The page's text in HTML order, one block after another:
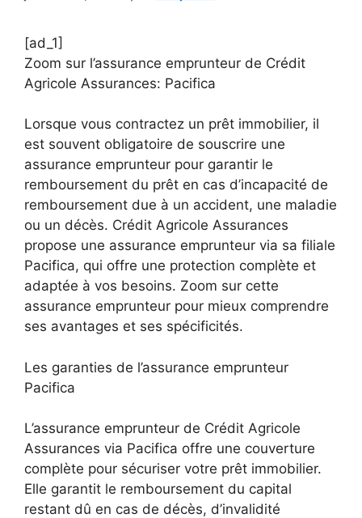
[ad_1]
Zoom sur l’assurance emprunteur de Crédit
Agricole Assurances: Pacifica
Lorsque vous contractez un prêt immobilier, il
est souvent obligatoire de souscrire une
assurance emprunteur pour garantir le
remboursement du prêt en cas d’incapacité de
remboursement due à un accident, une maladie
ou un décès. Crédit Agricole Assurances
propose une assurance emprunteur via sa filiale
Pacifica, qui offre une protection complète et
adaptée à vos besoins. Zoom sur cette
assurance emprunteur pour mieux comprendre
ses avantages et ses spécificités.
Les garanties de l’assurance emprunteur
Pacifica
L’assurance emprunteur de Crédit Agricole
Assurances via Pacifica offre une couverture
complète pour sécuriser votre prêt immobilier.
Elle garantit le remboursement du capital
restant dû en cas de décès, d’invalidité